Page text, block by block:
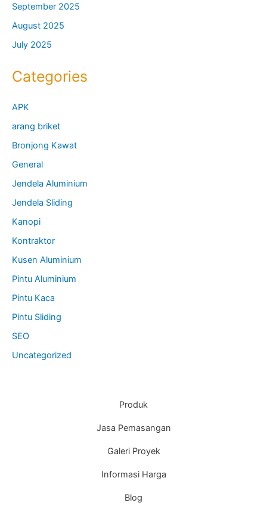
September 2025
August 2025
July 2025
Categories
APK
arang briket
Bronjong Kawat
General
Jendela Aluminium
Jendela Sliding
Kanopi
Kontraktor
Kusen Aluminium
Pintu Aluminium
Pintu Kaca
Pintu Sliding
SEO
Uncategorized
Produk
Jasa Pemasangan
Galeri Proyek
Informasi Harga
Blog